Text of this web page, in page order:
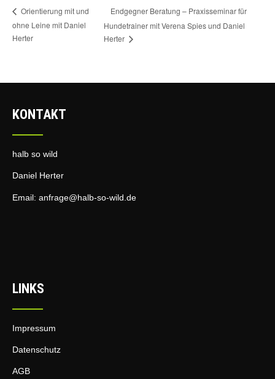
Orientierung mit und
ohne Leine mit Daniel
Herter
Endgegner Beratung – Praxisseminar für
Hundetrainer mit Verena Spies und Daniel
Herter
KONTAKT
halb so wild
Daniel Herter
Email: anfrage@halb-so-wild.de
LINKS
Impressum
Datenschutz
AGB